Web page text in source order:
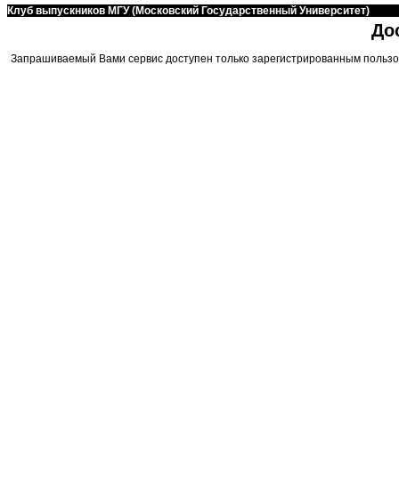
Клуб выпускников МГУ (Московский Государственный Университет)
Запрашиваемый Вами сервис доступен только зарегистрированным